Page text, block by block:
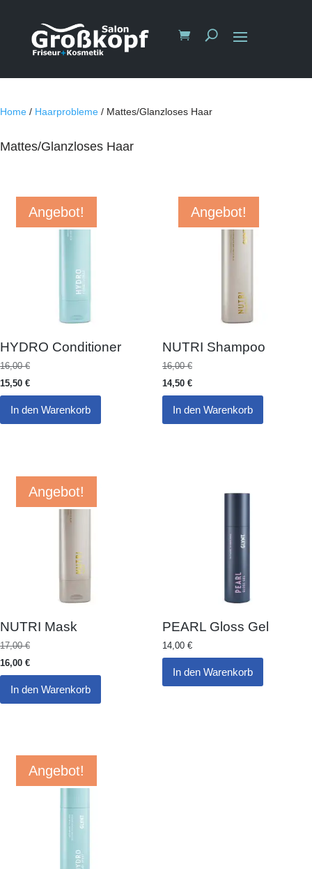
Home / Haarprobleme / Mattes/Glanzloses Haar
Mattes/Glanzloses Haar
Angebot!
HYDRO Conditioner
16,00€
15,50 €
In den Warenkorb
Angebot!
NUTRI Shampoo
16,00€
14,50 €
In den Warenkorb
Angebot!
NUTRI Mask
17,00€
16,00 €
In den Warenkorb
PEARL Gloss Gel
14,00 €
In den Warenkorb
Angebot!